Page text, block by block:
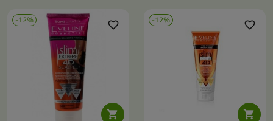
verbetert. Dankzij de
microneedle-technologie werkt
het diep en effectief.
-12%

favorite_border -12%

favorite_border